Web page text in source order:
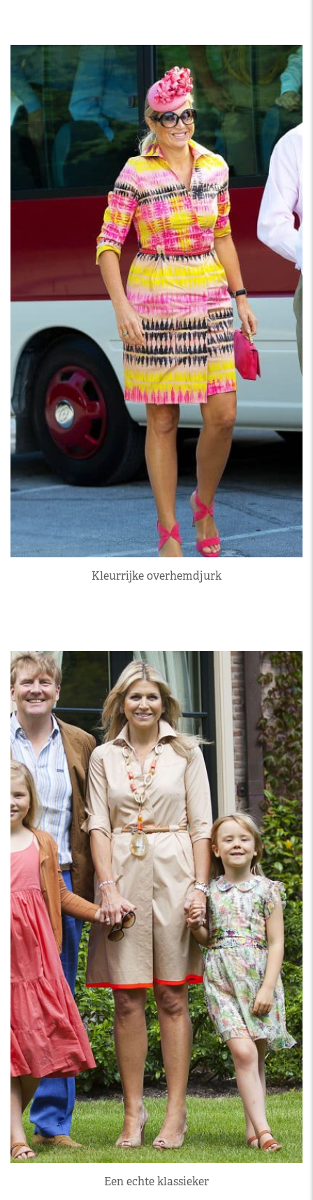
Kleurrijke overhemdjurk
Een echte klassieker